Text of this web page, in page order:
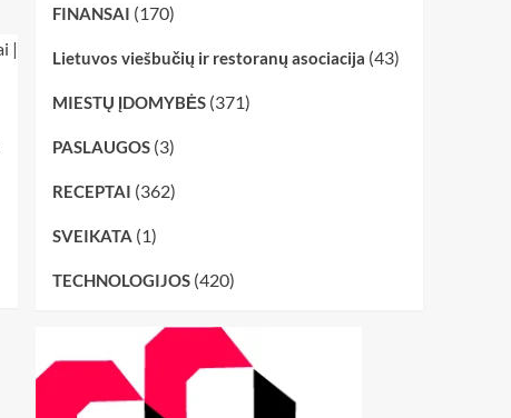
FINANSAI (170)
Lietuvos viešbučių ir restoranų asociacija (43)
MIESTŲ ĮDOMYBĖS(371)
PASLAUGOS(3)
RECEPTAI (362)
SVEIKATA (1)
TECHNOLOGIJOS(420)